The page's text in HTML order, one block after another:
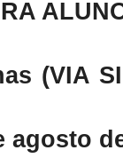
(VIA
agosto